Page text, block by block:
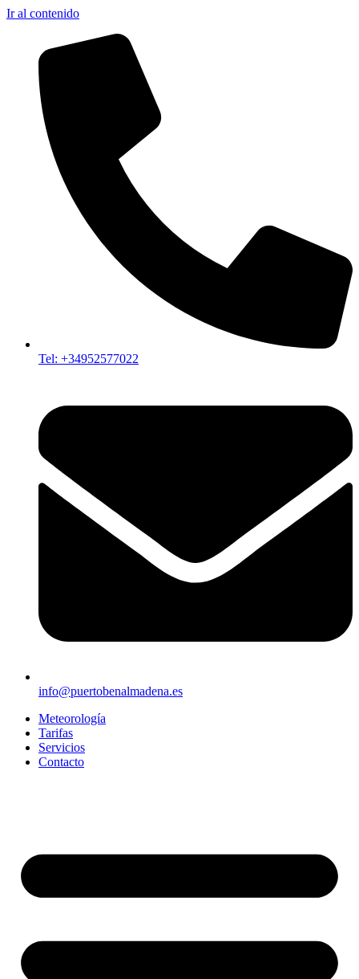
Ir al contenido
Tel: +34952577022
info@puertobenalmadena.es
Meteorología
Tarifas
Servicios
Contacto